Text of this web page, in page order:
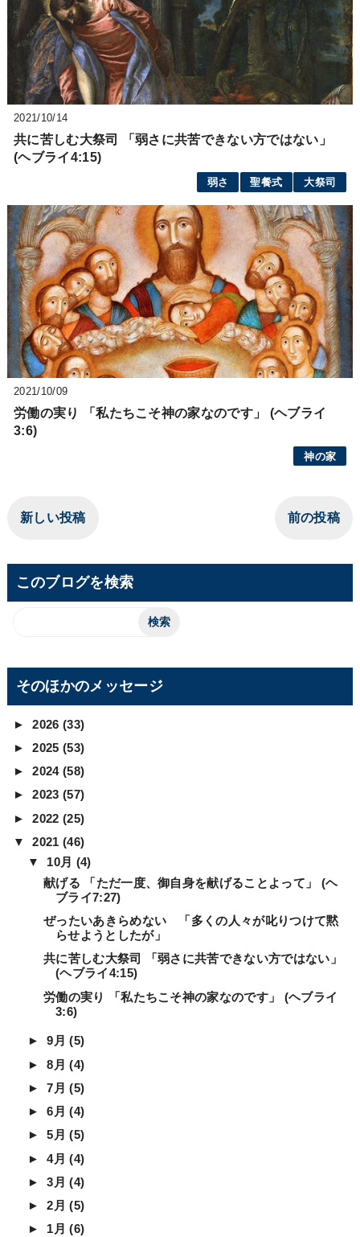
2021/10/14
共に苦しむ大祭司 「弱さに共苦できない方ではない」
(ヘブライ4:15)
弱さ 聖餐式 大祭司
2021/10/09
労働の実り 「私たちこそ神の家なのです」 (ヘブライ
3:6)
神の家
新しい投稿 前の投稿
このブログを検索
そのほかのメッセージ
►2026(33)
►2025(53)
►2024(58)
►2023(57)
►2022(25)
▼2021(46)
▼ 10月 (4)
献げる 「ただ一度、御自身を献げることよって」 (ヘ
ブライ7:27)
ぜったいあきらめない 「多くの人々が叱りつけて黙
らせようとしたが」
共に苦しむ大祭司 「弱さに共苦できない方ではない」
(ヘブライ4:15)
労働の実り 「私たちこそ神の家なのです」 (ヘブライ
3:6)
►9月(5)
►8月(4)
►7月(5)
►6月(4)
►5月(5)
►4月(4)
►3月(4)
►2月(5)
► 1月(6)